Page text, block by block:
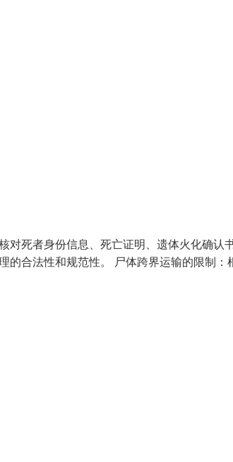
对死者身份信息、死亡证明、遗体火化确认
的合法性和规范性。 尸体跨界运输的限制：